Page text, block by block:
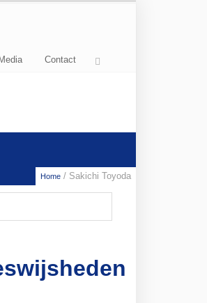
Media Contact
Home / Sakichi Toyoda